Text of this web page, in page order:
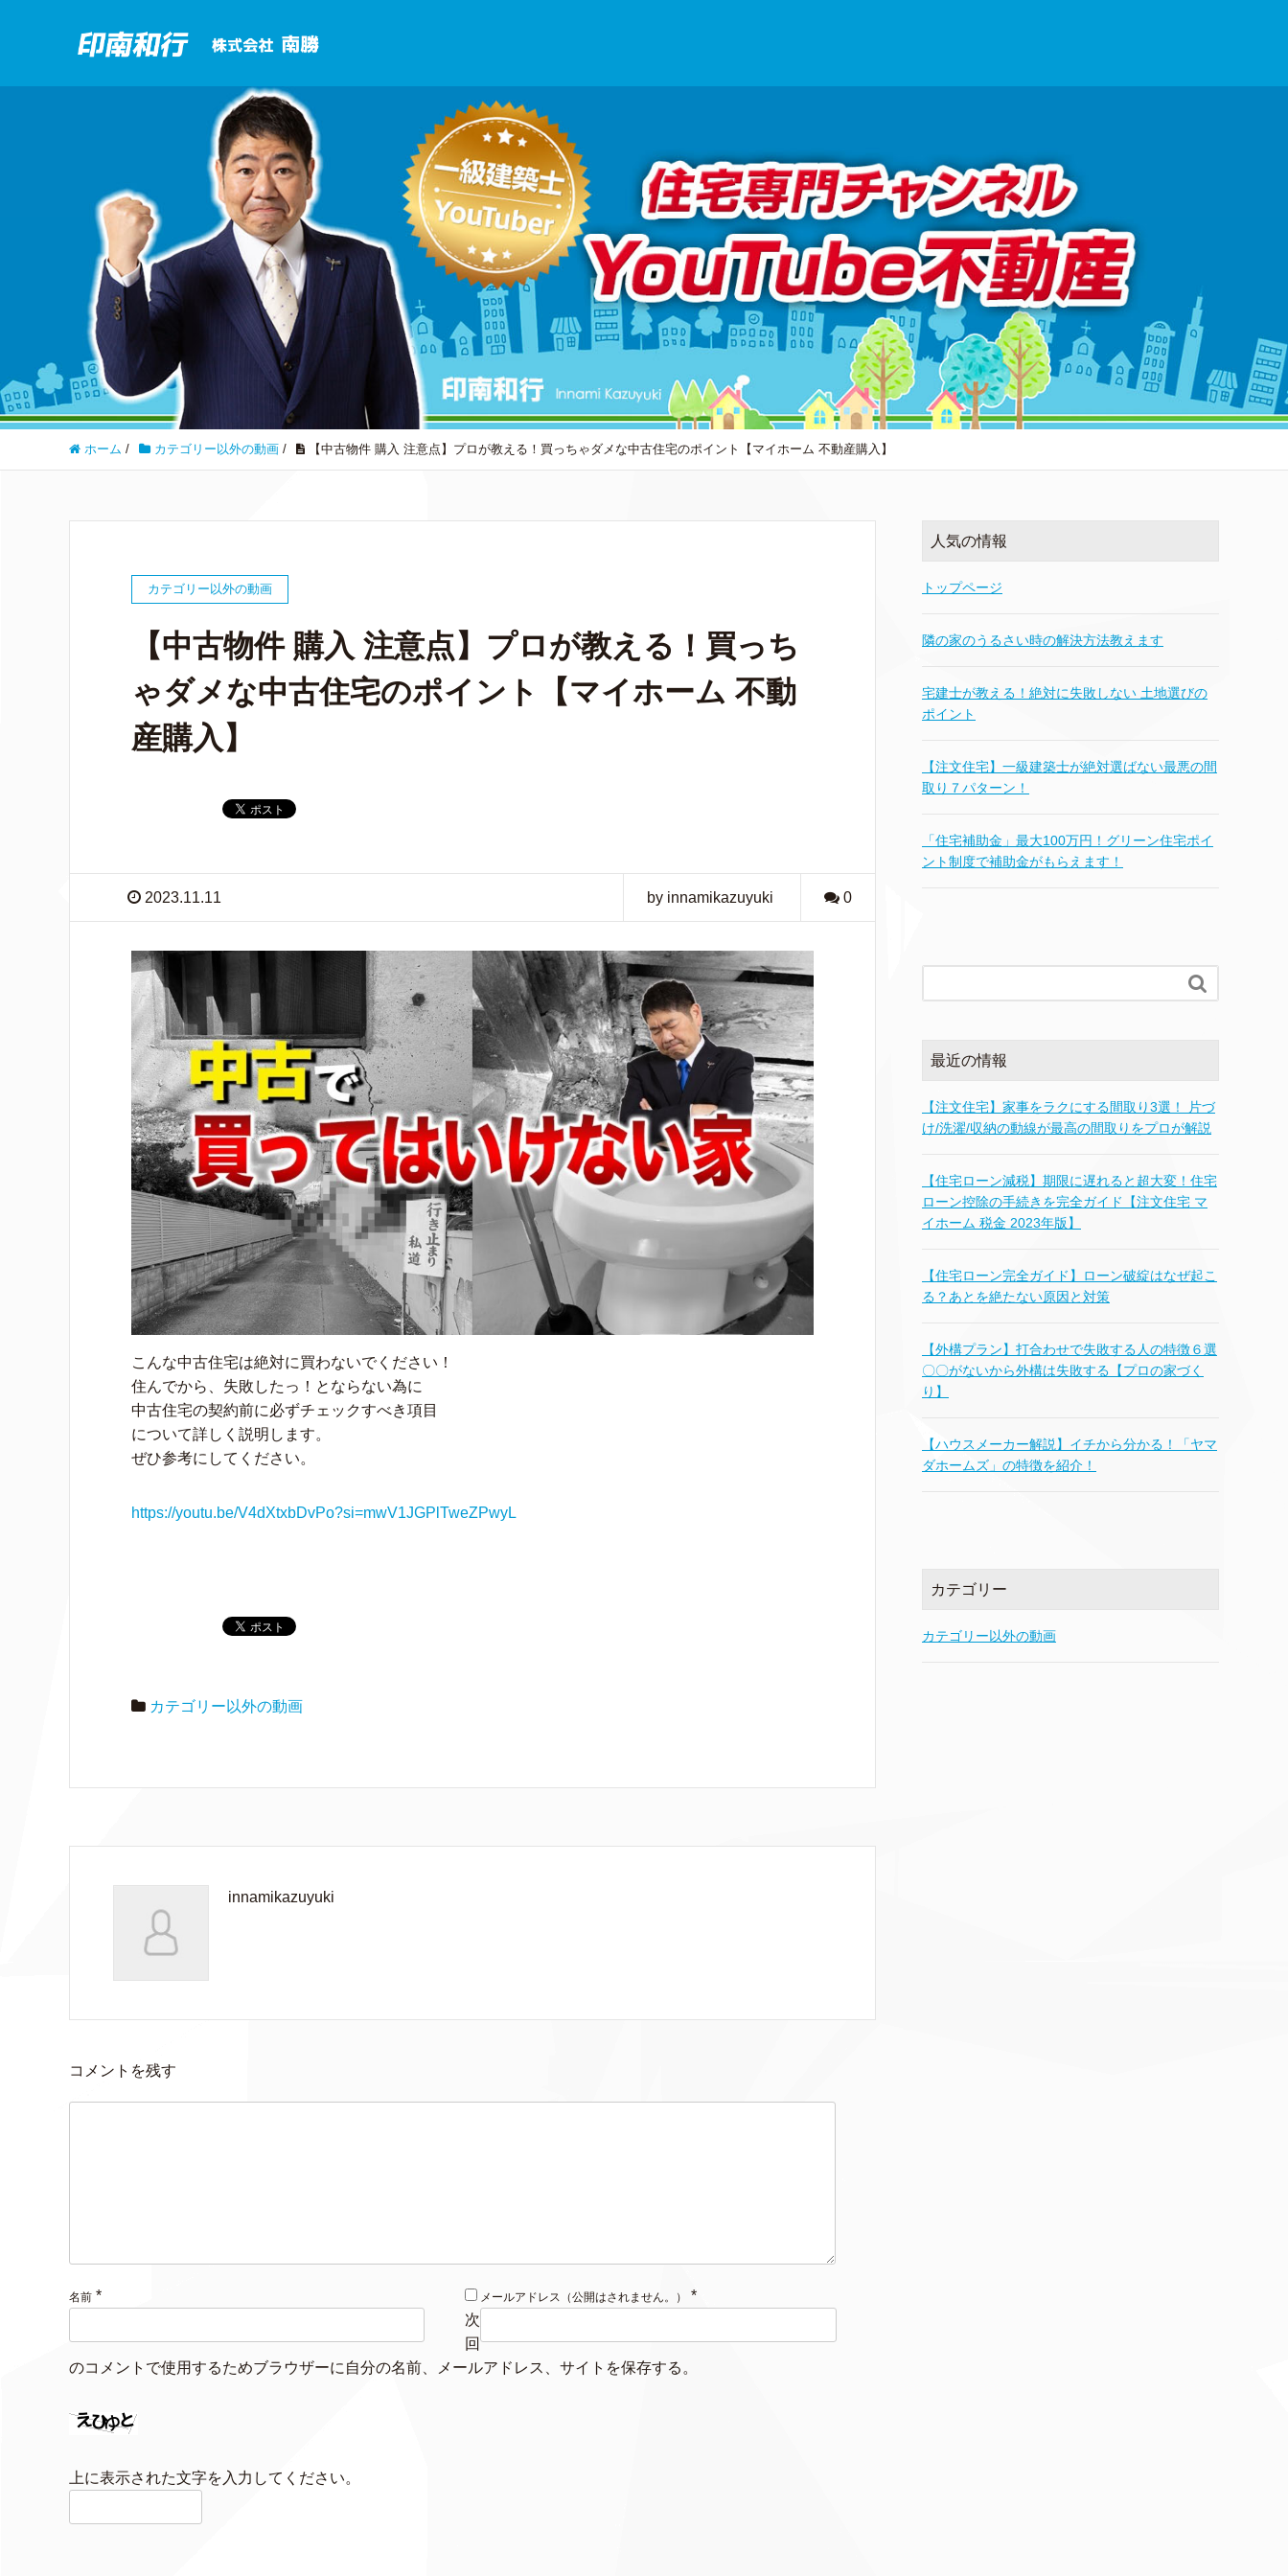
ホーム / カテゴリー以外の動画 / 【中古物件 購入 注意点】プロが教える！買っちゃダメな中古住宅のポイント【マイホーム 不動産購入】
カテゴリー以外の動画
【中古物件 購入 注意点】プロが教える！買っち
ゃダメな中古住宅のポイント【マイホーム 不動
産購入】
2023.11.11 by innamikazuyuki 0
こんな中古住宅は絶対に買わないでください！
住んでから、失敗したっ！とならない為に
中古住宅の契約前に必ずチェックすべき項目
について詳しく説明します。
ぜひ参考にしてください。
https://youtu.be/V4dXtxbDvPo?si=mwV1JGPlTweZPwyL
カテゴリー以外の動画
innamikazuyuki
コメントを残す
名前 * メールアドレス（公開はされません。）
*
次
回
のコメントで使用するためブラウザーに自分の名前、メールアドレス、サイトを保存する。
上に表示された文字を入力してください。
人気の情報
トップページ
隣の家のうるさい時の解決方法教えます
宅建士が教える！絶対に失敗しない 土地選びの
ポイント
【注文住宅】一級建築士が絶対選ばない最悪の間
取り７パターン！
「住宅補助金」最大100万円！グリーン住宅ポイ
ント制度で補助金がもらえます！

最近の情報
【注文住宅】家事をラクにする間取り3選！ 片づ
け/洗濯/収納の動線が最高の間取りをプロが解説
【住宅ローン減税】期限に遅れると超大変！住宅
ローン控除の手続きを完全ガイド【注文住宅 マ
イホーム 税金 2023年版】
【住宅ローン完全ガイド】ローン破綻はなぜ起こ
る？あとを絶たない原因と対策
【外構プラン】打合わせで失敗する人の特徴６選
〇〇がないから外構は失敗する【プロの家づく
り】
【ハウスメーカー解説】イチから分かる！「ヤマ
ダホームズ」の特徴を紹介！
カテゴリー
カテゴリー以外の動画